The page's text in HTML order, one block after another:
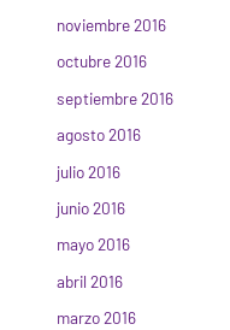
noviembre 2016
octubre 2016
septiembre 2016
agosto 2016
julio 2016
junio 2016
mayo 2016
abril 2016
marzo 2016